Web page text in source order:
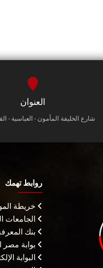
العنوان
شارع الخليفة المأمون - العباسية -
روابط تهمك
خريطة
الجامعات
بنك
بوابة مصر
البوابة